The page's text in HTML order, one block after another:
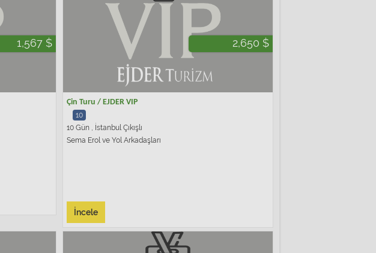
1,567 $ 2,650 $
Çin Turu / EJDER VIP
10
10 Gün , İstanbul Çıkışlı
Sema Erol ve Yol Arkadaşları
İncele